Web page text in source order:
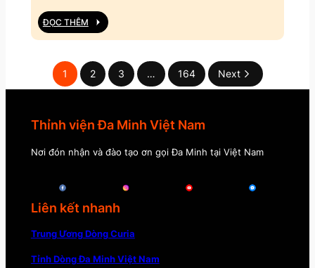
ĐỌC THÊM
1 2 3 … 164 Next
Thỉnh viện Đa Minh Việt Nam
Nơi đón nhận và đào tạo ơn gọi Đa Minh tại Việt Nam
Liên kết nhanh
Trung Ương Dòng Curia
Tỉnh Dòng Đa Minh Việt Nam